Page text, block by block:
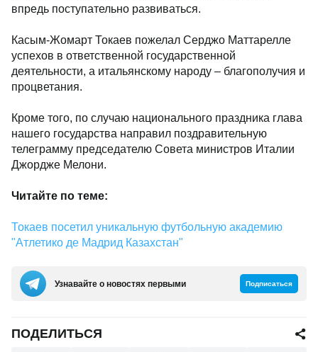
впредь поступательно развиваться.
Касым-Жомарт Токаев пожелал Серджо Маттарелле
успехов в ответственной государственной
деятельности, а итальянскому народу – благополучия и
процветания.
Кроме того, по случаю национального праздника глава
нашего государства направил поздравительную
телеграмму председателю Совета министров Италии
Джордже Мелони.
Читайте по теме:
Токаев посетил уникальную футбольную академию
"Атлетико де Мадрид Казахстан"
Узнавайте о новостях первыми Подписаться
ПОДЕЛИТЬСЯ